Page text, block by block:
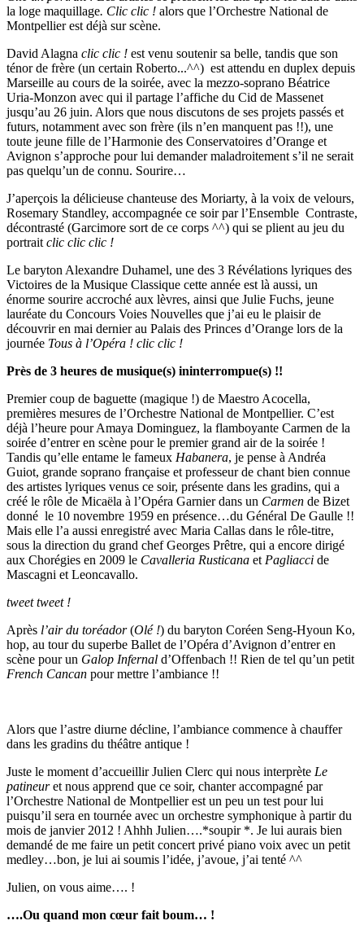
la loge maquillage. Clic clic ! alors que l’Orchestre National de
Montpellier est déjà sur scène.
David Alagna clic clic ! est venu soutenir sa belle, tandis que son
ténor de frère (un certain Roberto...^^) est attendu en duplex depuis
Marseille au cours de la soirée, avec la mezzo-soprano Béatrice
Uria-Monzon avec qui il partage l’affiche du Cid de Massenet
jusqu’au 26 juin. Alors que nous discutons de ses projets passés et
futurs, notamment avec son frère (ils n’en manquent pas !!), une
toute jeune fille de l’Harmonie des Conservatoires d’Orange et
Avignon s’approche pour lui demander maladroitement s’il ne serait
pas quelqu’un de connu. Sourire…
J’aperçois la délicieuse chanteuse des Moriarty, à la voix de velours,
Rosemary Standley, accompagnée ce soir par l’Ensemble Contraste,
décontrasté (Garcimore sort de ce corps ^^) qui se plient au jeu du
portrait clic clic clic !
Le baryton Alexandre Duhamel, une des 3 Révélations lyriques des
Victoires de la Musique Classique cette année est là aussi, un
énorme sourire accroché aux lèvres, ainsi que Julie Fuchs, jeune
lauréate du Concours Voies Nouvelles que j’ai eu le plaisir de
découvrir en mai dernier au Palais des Princes d’Orange lors de la
journée Tous à l’Opéra ! clic clic !
Près de 3 heures de musique(s) ininterrompue(s) !!
Premier coup de baguette (magique !) de Maestro Acocella,
premières mesures de l’Orchestre National de Montpellier. C’est
déjà l’heure pour Amaya Dominguez, la flamboyante Carmen de la
soirée d’entrer en scène pour le premier grand air de la soirée !
Tandis qu’elle entame le fameux Habanera, je pense à Andréa
Guiot, grande soprano française et professeur de chant bien connue
des artistes lyriques venus ce soir, présente dans les gradins, qui a
créé le rôle de Micaëla à l’Opéra Garnier dans un Carmen de Bizet
donné le 10 novembre 1959 en présence…du Général De Gaulle !!
Mais elle l’a aussi enregistré avec Maria Callas dans le rôle-titre,
sous la direction du grand chef Georges Prêtre, qui a encore dirigé
aux Chorégies en 2009 le Cavalleria Rusticana et Pagliacci de
Mascagni et Leoncavallo.
tweet tweet !
Après l’air du toréador(Olé !) du baryton Coréen Seng-Hyoun Ko,
hop, au tour du superbe Ballet de l’Opéra d’Avignon d’entrer en
scène pour un Galop Infernal d’Offenbach !! Rien de tel qu’un petit
French Cancan pour mettre l’ambiance !!
Alors que l’astre diurne décline, l’ambiance commence à chauffer
dans les gradins du théâtre antique !
Juste le moment d’accueillir Julien Clerc qui nous interprète Le
patineuret nous apprend que ce soir, chanter accompagné par
l’Orchestre National de Montpellier est un peu un test pour lui
puisqu’il sera en tournée avec un orchestre symphonique à partir du
mois de janvier 2012 ! Ahhh Julien….*soupir *. Je lui aurais bien
demandé de me faire un petit concert privé piano voix avec un petit
medley…bon, je lui ai soumis l’idée, j’avoue, j’ai tenté ^^
Julien, on vous aime…. !
….Ou quand mon cœur fait boum… !